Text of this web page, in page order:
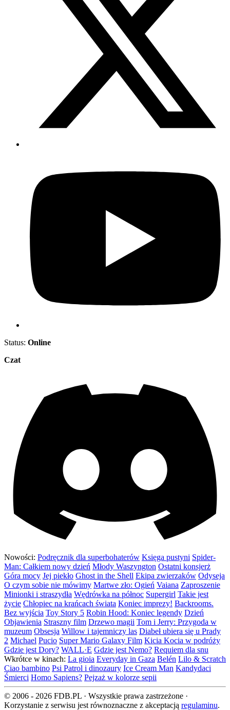
Status: Online
Czat
Nowości: Podręcznik dla superbohaterów Księga pustyni Spider-
Man: Całkiem nowy dzień Młody Waszyngton Ostatni konsjerż
Góra mocy Jej piekło Ghost in the Shell Ekipa zwierzaków Odyseja
O czym sobie nie mówimy Martwe zło: Ogień Vaiana Zaproszenie
Minionki i straszydła Wędrówka na północ Supergirl Takie jest
życie Chłopiec na krańcach świata Koniec imprezy! Backrooms.
Bez wyjścia Toy Story 5 Robin Hood: Koniec legendy Dzień
Objawienia Straszny film Drzewo magii Tom i Jerry: Przygoda w
muzeum Obsesja Willow i tajemniczy las Diabeł ubiera się u Prady
2 Michael Pucio Super Mario Galaxy Film Kicia Kocia w podróży
Gdzie jest Dory? WALL·E Gdzie jest Nemo? Requiem dla snu
Wkrótce w kinach: La gioia Everyday in Gaza Belén Lilo & Scratch
Ciao bambino Psi Patrol i dinozaury Ice Cream Man Kandydaci
Śmierci Homo Sapiens? Pejzaż w kolorze sepii
© 2006 - 2026 FDB.PL · Wszystkie prawa zastrzeżone ·
Korzystanie z serwisu jest równoznaczne z akceptacją regulaminu.